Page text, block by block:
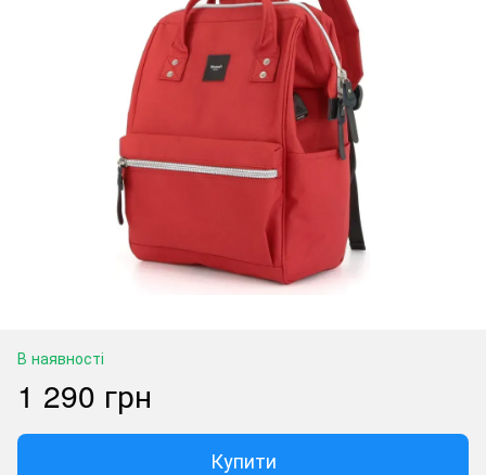
В наявності
1 290 грн
Купити